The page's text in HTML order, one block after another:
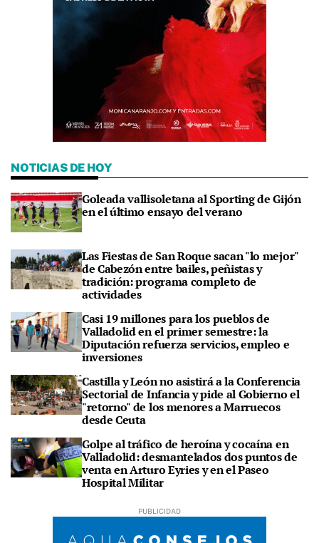
NOTICIAS DE HOY
Goleada vallisoletana al Sporting de Gijón
en el último ensayo del verano
Las Fiestas de San Roque sacan "lo mejor"
de Cabezón entre bailes, peñistas y
tradición: programa completo de
actividades
Casi 19 millones para los pueblos de
Valladolid en el primer semestre: la
Diputación refuerza servicios, empleo e
inversiones
Castilla y León no asistirá a la Conferencia
Sectorial de Infancia y pide al Gobierno el
"retorno" de los menores a Marruecos
desde Ceuta
Golpe al tráfico de heroína y cocaína en
Valladolid: desmantelados dos puntos de
venta en Arturo Eyries y en el Paseo
Hospital Militar